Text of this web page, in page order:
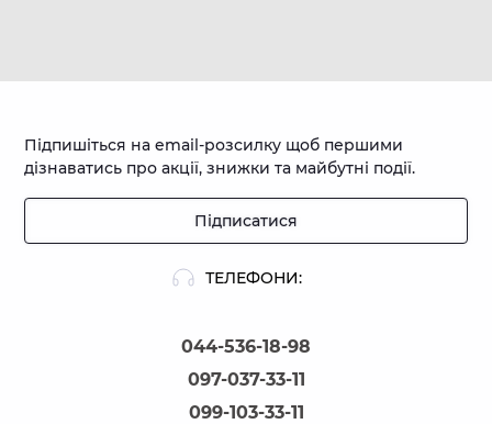
ТЕЛЕФОНИ:
044-536-18-98
097-037-33-11
099-103-33-11
Підпишіться на email-розсилку щоб першими
дізнаватись про акції, знижки та майбутні події.
Підписатися